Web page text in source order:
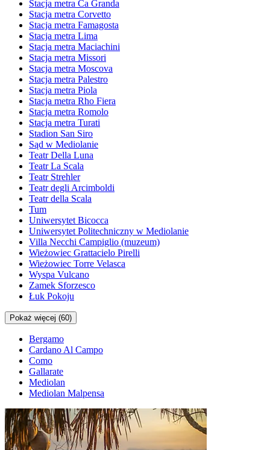
Stacja metra Ca Granda
Stacja metra Corvetto
Stacja metra Famagosta
Stacja metra Lima
Stacja metra Maciachini
Stacja metra Missori
Stacja metra Moscova
Stacja metra Palestro
Stacja metra Piola
Stacja metra Rho Fiera
Stacja metra Romolo
Stacja metra Turati
Stadion San Siro
Sąd w Mediolanie
Teatr Della Luna
Teatr La Scala
Teatr Strehler
Teatr degli Arcimboldi
Teatr della Scala
Tum
Uniwersytet Bicocca
Uniwersytet Politechniczny w Mediolanie
Villa Necchi Campiglio (muzeum)
Wieżowiec Grattacielo Pirelli
Wieżowiec Torre Velasca
Wyspa Vulcano
Zamek Sforzesco
Łuk Pokoju
Pokaż więcej (60)
Bergamo
Cardano Al Campo
Como
Gallarate
Mediolan
Mediolan Malpensa